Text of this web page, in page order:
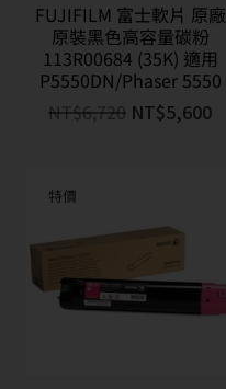
FUJIFILM 富士軟片 原廠
原裝黑色高容量碳粉
113R00684 (35K) 適用
P5550DN/Phaser 5550
NT$6,720 NT$5,600
特價